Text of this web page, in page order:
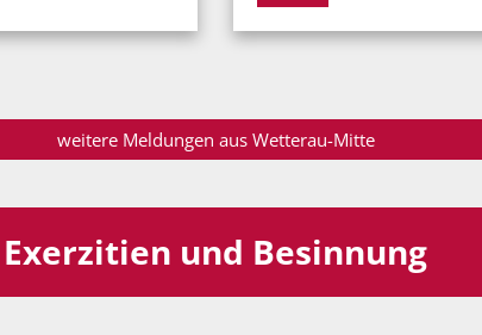
weitere Meldungen aus Wetterau-Mitte
Exerzitien und Besinnung